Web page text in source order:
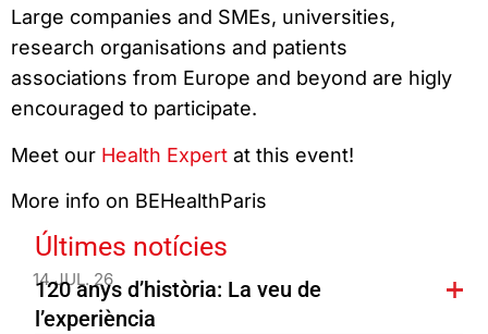
Large companies and SMEs, universities,
research organisations and patients
associations from Europe and beyond are higly
encouraged to participate.
Meet our Health Expert at this event!
More info on BEHealthParis
Últimes notícies
14 JUL. 26
120 anys d’història: La veu de
l’experiència